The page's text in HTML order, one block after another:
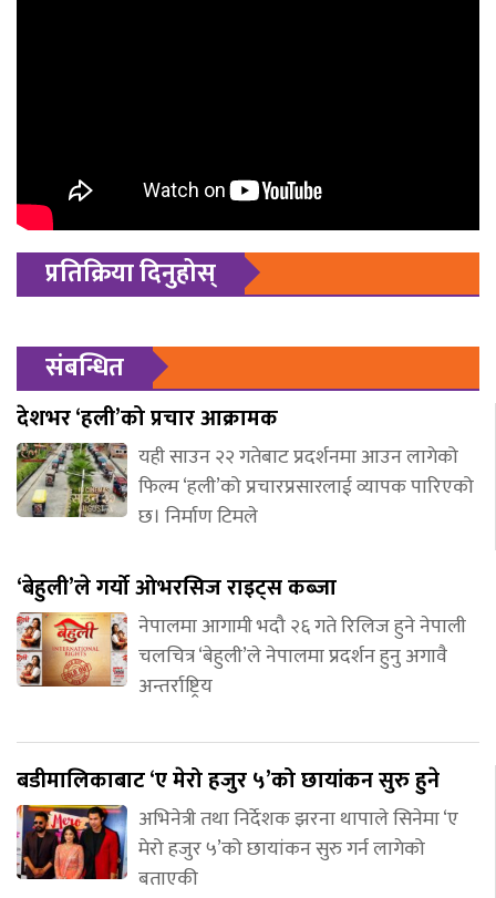
प्रतिक्रिया दिनुहोस्
संबन्धित
देशभर ‘हली’को प्रचार आक्रामक
यही साउन २२ गतेबाट प्रदर्शनमा आउन लागेको
फिल्म ‘हली’को प्रचारप्रसारलाई व्यापक पारिएको
छ। निर्माण टिमले
‘बेहुली’ले गर्यो ओभरसिज राइट्स कब्जा
नेपालमा आगामी भदौ २६ गते रिलिज हुने नेपाली
चलचित्र ‘बेहुली’ले नेपालमा प्रदर्शन हुनु अगावै
अन्तर्राष्ट्रिय
बडीमालिकाबाट ‘ए मेरो हजुर ५’को छायांकन सुरु हुने
अभिनेत्री तथा निर्देशक झरना थापाले सिनेमा ‘ए
मेरो हजुर ५’को छायांकन सुरु गर्न लागेको
बताएकी